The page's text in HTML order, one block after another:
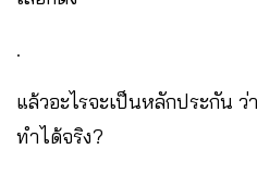
.
แล้วอะไรจะเป็นหลักประกัน
ทำได้จริง?